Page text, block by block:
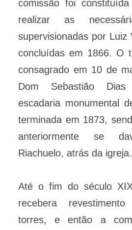
comissão foi
realizar as
supervisionadas por Luiz
concluídas em 1866. O
consagrado em 10 de
Dom Sebastião
escadaria monumental
terminada em 1873,
anteriormente se
Riachuelo, atrás da igreja.
Até o fim do século
recebera
torres, e então a